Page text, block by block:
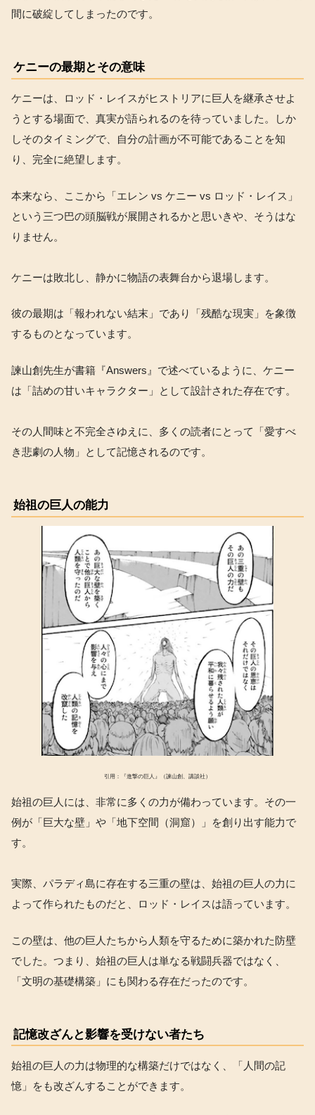
間に破綻してしまったのです。
ケニーの最期とその意味
ケニーは、ロッド・レイスがヒストリアに巨人を継承させよ
うとする場面で、真実が語られるのを待っていました。しか
しそのタイミングで、自分の計画が不可能であることを知
り、完全に絶望します。
本来なら、ここから「エレン vs ケニー vs ロッド・レイス」
という三つ巴の頭脳戦が展開されるかと思いきや、そうはな
りません。
ケニーは敗北し、静かに物語の表舞台から退場します。
彼の最期は「報われない結末」であり「残酷な現実」を象徴
するものとなっています。
諫山創先生が書籍『Answers』で述べているように、ケニー
は「詰めの甘いキャラクター」として設計された存在です。
その人間味と不完全さゆえに、多くの読者にとって「愛すべ
き悲劇の人物」として記憶されるのです。
始祖の巨人の能力
引用：『進撃の巨人』（諫山創、講談社）
始祖の巨人には、非常に多くの力が備わっています。その一
例が「巨大な壁」や「地下空間（洞窟）」を創り出す能力で
す。
実際、パラディ島に存在する三重の壁は、始祖の巨人の力に
よって作られたものだと、ロッド・レイスは語っています。
この壁は、他の巨人たちから人類を守るために築かれた防壁
でした。つまり、始祖の巨人は単なる戦闘兵器ではなく、
「文明の基礎構築」にも関わる存在だったのです。
記憶改ざんと影響を受けない者たち
始祖の巨人の力は物理的な構築だけではなく、「人間の記
憶」をも改ざんすることができます。